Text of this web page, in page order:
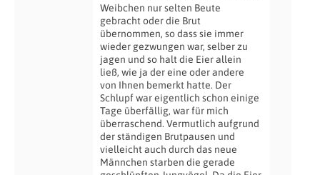
Weibchen nur selten Beute
gebracht oder die Brut
übernommen, so dass sie immer
wieder gezwungen war, selber zu
jagen und so halt die Eier allein
ließ, wie ja der eine oder andere
von Ihnen bemerkt hatte. Der
Schlupf war eigentlich schon einige
Tage überfällig, war für mich
überraschend. Vermutlich aufgrund
der ständigen Brutpausen und
vielleicht auch durch das neue
Männchen starben die gerade